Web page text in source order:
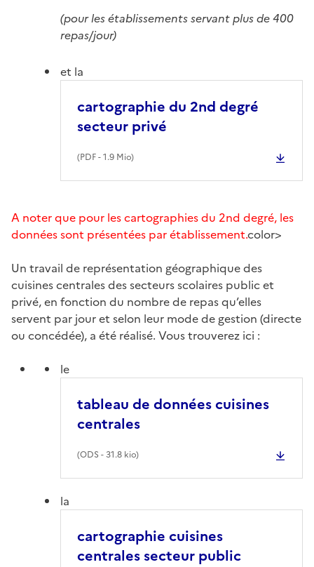
(pour les établissements servant plus de 400
repas/jour)
et la
cartographie du 2nd degré
secteur privé
(PDF- 1.9 Mio)
A noter que pour les cartographies du 2nd degré, les
données sont présentées par établissement.color>
Un travail de représentation géographique des
cuisines centrales des secteurs scolaires public et
privé, en fonction du nombre de repas qu’elles
servent par jour et selon leur mode de gestion (directe
ou concédée), a été réalisé. Vous trouverez ici :
le
tableau de données cuisines
centrales
(ODS - 31.8 kio)
la
cartographie cuisines
centrales secteur public